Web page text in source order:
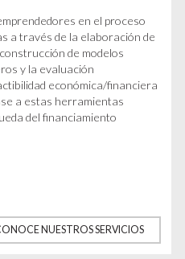
en el proceso
a través de la elaboración de
de modelos
y la evaluación
económica/financiera
a estas herramientas
del financiamiento
NUESTROS SERVICIOS